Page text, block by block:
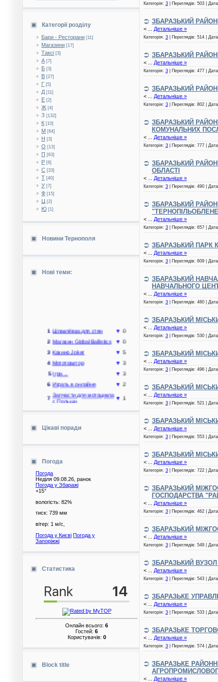
Категорії розділу
Бари - Ресторани [11]
Магазини [17]
Таксі [3]
А [7]
Б [3]
В [27]
Г [5]
Д [11]
Е [2]
Ж [4]
З [132]
К [10]
М [64]
Н [3]
О [13]
П [63]
Р [6]
С [33]
Т [40]
У [7]
Ф [15]
Ц [2]
Ю [1]
Новини Тернополя
Нові теми:
2 Магазин Global Ballistics ▼
0
3 Казино Joker ▼
5
4 Мототрактор ▼
3
5 Ігри.... ▼
3
6 Играть в онлайне ▼
Запчасти для мотоцикла
с Польши
очистки для дома
Цікаві поради
Погода
Погода
Неділя 09.08.26, ранок
Погода у Збаражі
+15°
вологість: 82%
тиск: 739 мм
вітер: 1 м/с,
Погода у Києві Погода у
Запоріжжі
Статистика
Онлайн всього: 6
Гостей: 6
Користувачів: 0
Block title
Категорія: З | Переглядів: 503 |
ЗБАРАЗЬКИЙ
< Детальніше »
Категорія: З | Переглядів: 514 |
ЗБАРАЗЬКИЙ
< Детальніше »
Категорія: З | Переглядів: 477 |
ЗБАРАЗЬКИЙ
< Детальніше »
Категорія: З | Переглядів: 802 |
ЗБАРАЗЬКИЙ
КОМУНАЛЬНИХ
< Детальніше »
Категорія: З | Переглядів: 777 |
ЗБАРАЗЬКИЙ
ОБЛАСТІ
< Детальніше »
Категорія: З | Переглядів: 490 |
ЗБАРАЗЬКИЙ
< Детальніше »
Категорія: З | Переглядів: 657 |
ЗБАРАЗЬКИЙ ПАРК
< Детальніше »
Категорія: З | Переглядів: 609 |
ЗБАРАЗЬКИЙ
НАВЧАЛЬНОГО
< Детальніше »
Категорія: З | Переглядів: 480 |
ЗБАРАЗЬКИЙ
< Детальніше »
Категорія: З | Переглядів: 530 |
ЗБАРАЗЬКИЙ
< Детальніше »
Категорія: З | Переглядів: 496 |
ЗБАРАЗЬКИЙ
< Детальніше »
Категорія: З | Переглядів: 521 |
ЗБАРАЗЬКИЙ
< Детальніше »
Категорія: З | Переглядів: 553 |
ЗБАРАЗЬКИЙ
< Детальніше »
Категорія: З | Переглядів: 722 |
ЗБАРАЗЬКИЙ
ГОСПОДАРСТВА
< Детальніше »
Категорія: З | Переглядів: 462 |
ЗБАРАЗЬКИЙ
< Детальніше »
Категорія: З | Переглядів: 549 |
ЗБАРАЗЬКИЙ
< Детальніше »
Категорія: З | Переглядів: 543 |
ЗБАРАЗЬКЕ
< Детальніше »
Категорія: З | Переглядів: 533 |
ЗБАРАЗЬКЕ
< Детальніше »
Категорія: З | Переглядів: 574 |
ЗБАРАЗЬКЕ
< Детальніше »